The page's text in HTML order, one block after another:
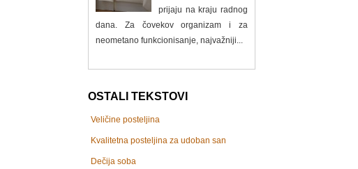
prijaju na kraju radnog
dana. Za čovekov organizam i za
neometano funkcionisanje, najvažniji...
OSTALI TEKSTOVI
Veličine posteljina
Kvalitetna posteljina za udoban san
Dečija soba